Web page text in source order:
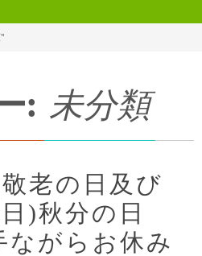
: 未分類
老の日及び
)秋分の日
ながらお休み